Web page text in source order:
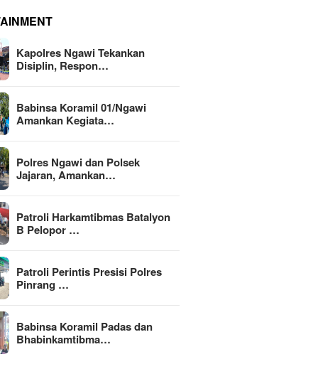
Kapolres Ngawi Tekankan
Disiplin, Respon…
Babinsa Koramil 01/Ngawi
Amankan Kegiata…
Polres Ngawi dan Polsek
Jajaran, Amankan…
Patroli Harkamtibmas Batalyon
B Pelopor …
Patroli Perintis Presisi Polres
Pinrang …
Babinsa Koramil Padas dan
Bhabinkamtibma…